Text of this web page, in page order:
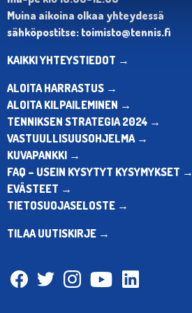
Muina aikoina olkaa yhteydessä
sähköpostitse: toimisto@tennis.fi
KAIKKI YHTEYSTIEDOT →
ALOITA HARRASTUS →
ALOITA KILPAILEMINEN →
TENNIKSEN STRATEGIA 2024 →
VASTUULLISUUSOHJELMA →
KUVAPANKKI →
FAQ – USEIN KYSYTYT KYSYMYKSET →
EVÄSTEET →
TIETOSUOJASELOSTE →
TILAA UUTISKIRJE →